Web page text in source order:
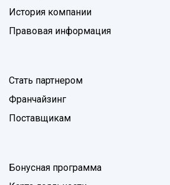
История компании
Правовая информация
Стать партнером
Франчайзинг
Поставщикам
Бонусная программа